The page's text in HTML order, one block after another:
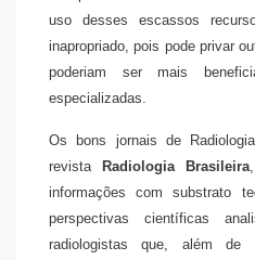
uso desses escassos
inapropriado, pois pode privar
poderiam ser mais
especializadas.
Os bons jornais de
revista
Radiologia Brasileira
informações com substrato
perspectivas científicas
radiologistas que, além de